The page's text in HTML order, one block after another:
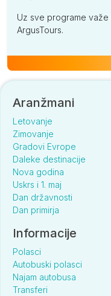
Uz sve programe važe
ArgusTours.
Aranžmani
Letovanje
Zimovanje
Gradovi Evrope
Daleke destinacije
Nova godina
Uskrs i 1. maj
Dan državnosti
Dan primirja
Informacije
Polasci
Autobuski polasci
Najam autobusa
Transferi